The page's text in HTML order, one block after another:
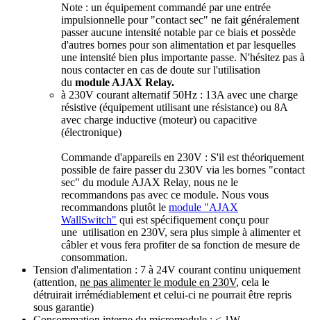
Note : un équipement commandé par une entrée
impulsionnelle pour "contact sec" ne fait généralement
passer aucune intensité notable par ce biais et possède
d'autres bornes pour son alimentation et par lesquelles
une intensité bien plus importante passe. N'hésitez pas à
nous contacter en cas de doute sur l'utilisation
du module AJAX Relay.
à 230V courant alternatif 50Hz : 13A avec une charge
résistive (équipement utilisant une résistance) ou 8A
avec charge inductive (moteur) ou capacitive
(électronique)
Commande d'appareils en 230V : S'il est théoriquement
possible de faire passer du 230V via les bornes "contact
sec" du module AJAX Relay, nous ne le
recommandons pas avec ce module. Nous vous
recommandons plutôt le module "AJAX
WallSwitch" qui est spécifiquement conçu pour
une utilisation en 230V, sera plus simple à alimenter et
câbler et vous fera profiter de sa fonction de mesure de
consommation.
Tension d'alimentation : 7 à 24V courant continu uniquement
(attention, ne pas alimenter le module en 230V, cela le
détruirait irrémédiablement et celui-ci ne pourrait être repris
sous garantie)